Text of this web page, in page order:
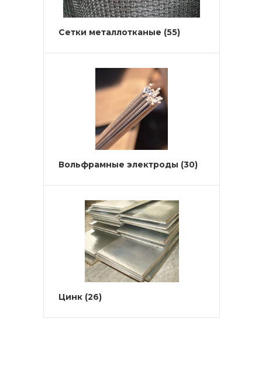
Сетки металлотканые (55)
Вольфрамные электроды (30)
Цинк (26)